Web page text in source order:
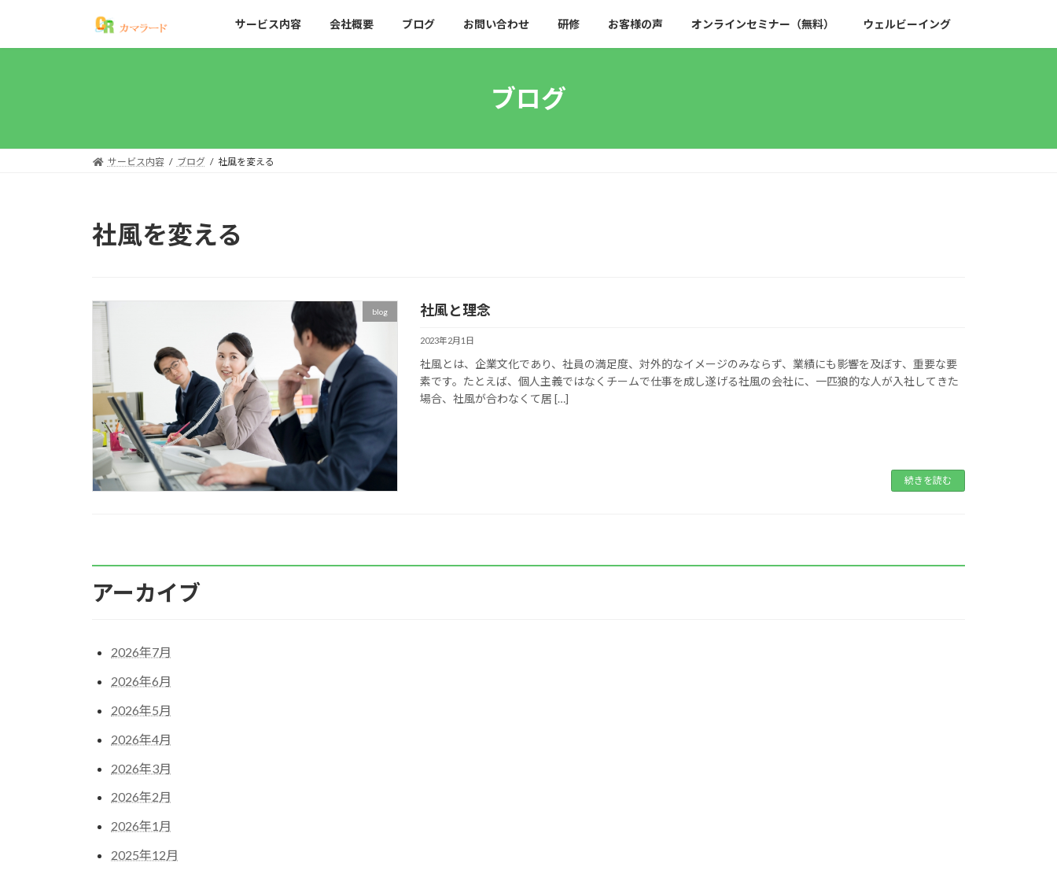
テ
ゲ
サービス内容 会社概要 ブログ お問い合わせ 研修 お客様の声 オンラインセミナー（無料） ウェルビーイング
ブログ
サービス内容 ブログ 社風を変える
社風を変える
blog 社風と理念
2023年2月1日
社風とは、企業文化であり、社員の満足度、対外的なイメージのみならず、業績にも影響を及ぼす、重要な要
素です。たとえば、個人主義ではなくチームで仕事を成し遂げる社風の会社に、一匹狼的な人が入社してきた
場合、社風が合わなくて居 […]
続きを読む
アーカイブ
2026年7月
2026年6月
2026年5月
2026年4月
2026年3月
2026年2月
2026年1月
2025年12月